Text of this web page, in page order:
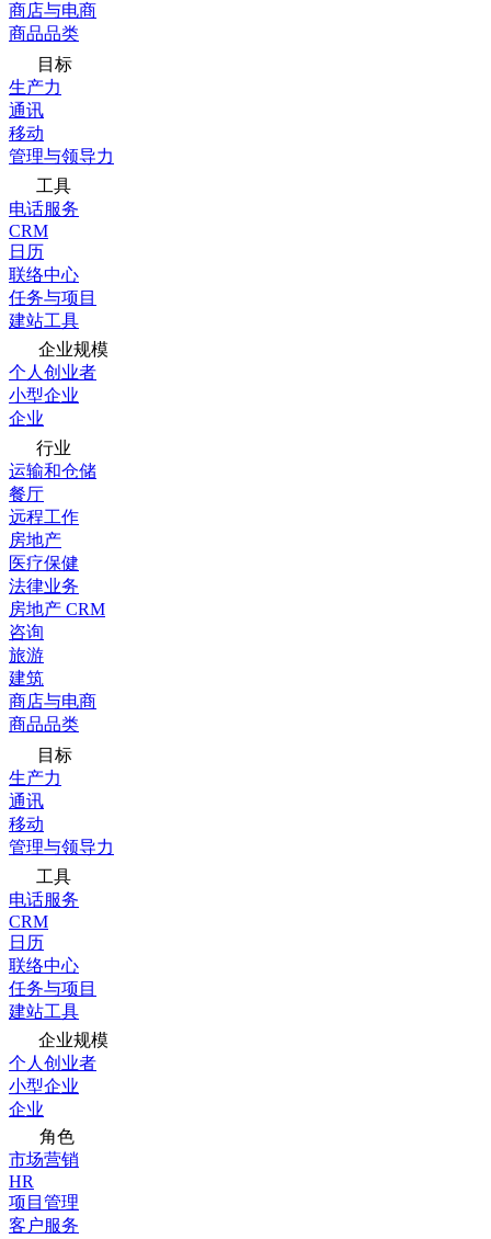
商店与电商
商品品类
目标
生产力
通讯
移动
管理与领导力
工具
电话服务
CRM
日历
联络中心
任务与项目
建站工具
企业规模
个人创业者
小型企业
企业
行业
运输和仓储
餐厅
远程工作
房地产
医疗保健
法律业务
房地产 CRM
咨询
旅游
建筑
商店与电商
商品品类
目标
生产力
通讯
移动
管理与领导力
工具
电话服务
CRM
日历
联络中心
任务与项目
建站工具
企业规模
个人创业者
小型企业
企业
角色
市场营销
HR
项目管理
客户服务